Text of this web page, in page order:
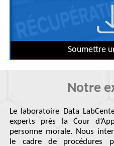
Soumettre
Notre
Le laboratoire Data
experts près la Cour
personne morale. Nous
le cadre de procédures